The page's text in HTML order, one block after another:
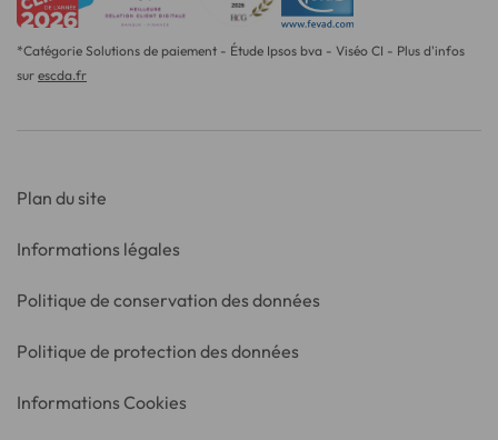
*Catégorie Solutions de paiement - Étude Ipsos bva - Viséo CI - Plus d'infos
sur escda.fr
Plan du site
Informations légales
Politique de conservation des données
Politique de protection des données
Informations Cookies